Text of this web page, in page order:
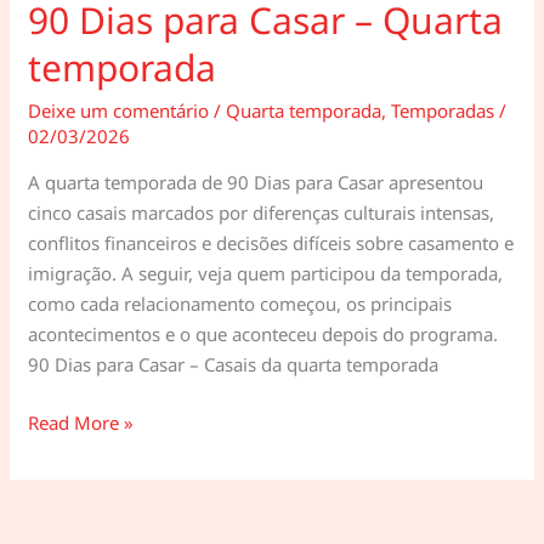
90 Dias para Casar – Quarta
temporada
Deixe um comentário / Quarta temporada,Temporadas /
02/03/2026
A quarta temporada de 90 Dias para Casar apresentou
cinco casais marcados por diferenças culturais intensas,
conflitos financeiros e decisões difíceis sobre casamento e
imigração. A seguir, veja quem participou da temporada,
como cada relacionamento começou, os principais
acontecimentos e o que aconteceu depois do programa.
90 Dias para Casar – Casais da quarta temporada
90
para
Read More »